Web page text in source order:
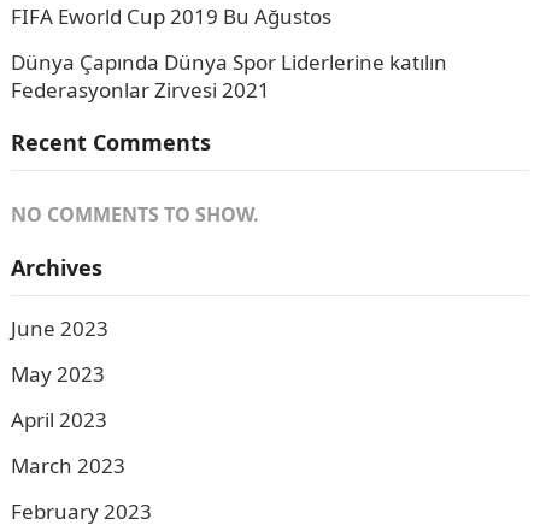
FIFA Eworld Cup 2019 Bu Ağustos
Dünya Çapında Dünya Spor Liderlerine katılın
Federasyonlar Zirvesi 2021
Recent Comments
NO COMMENTS TO SHOW.
Archives
June 2023
May 2023
April 2023
March 2023
February 2023